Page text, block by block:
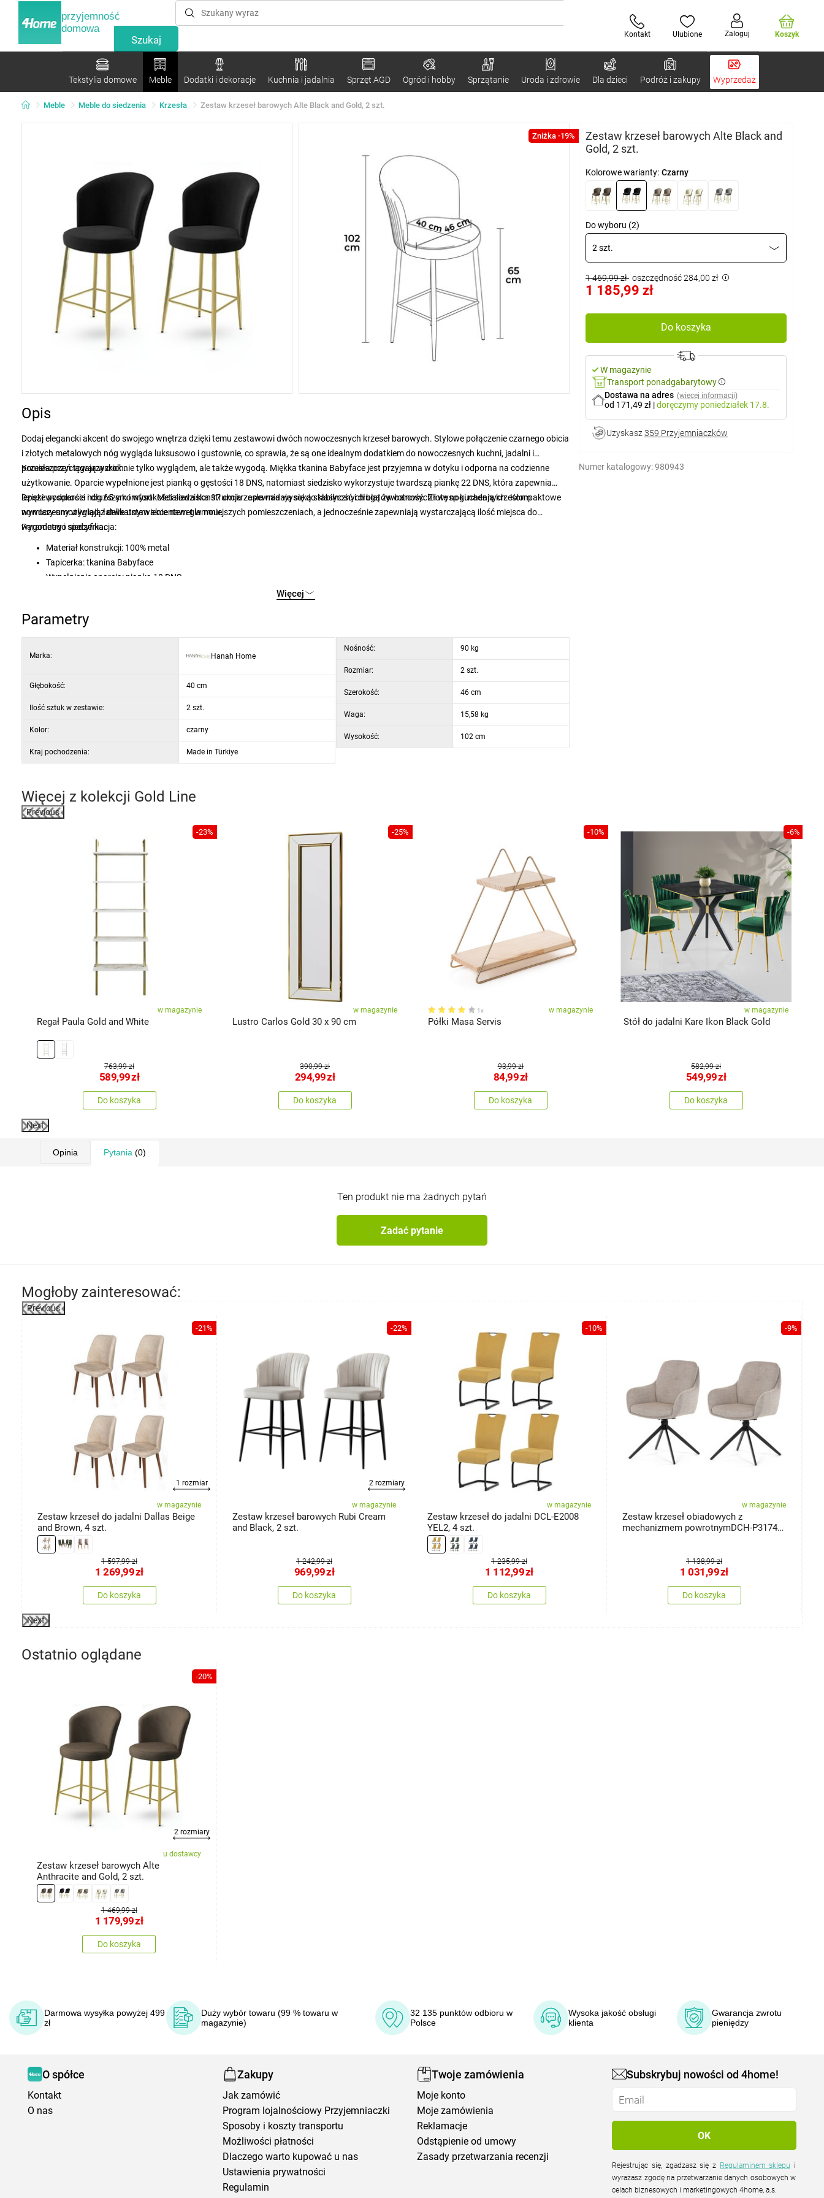
przyjemność
domowa
Kontakt Ulubione Zaloguj Koszyk
Tekstylia domowe Meble Dodatki i dekoracje Kuchnia i jadalnia Sprzęt AGD Ogród i hobby Sprzątanie Uroda i zdrowie Dla dzieci Podróż i zakupy Wyprzedaż
Meble Meble do siedzenia Krzesła Zestaw krzeseł barowych Alte Black and Gold, 2 szt.
Zniżka -19%
Zestaw krzeseł barowych Alte Black and
Gold, 2 szt.
Kolorowe warianty: Czarny
Do wyboru (2)
2 szt.
1 469,99 zł oszczędność 284,00 zł
1 185,99 zł
Do koszyka
W magazynie
Transport ponadgabarytowy
Dostawa na adres (więcej informacji)
od 171,49 zł |doręczymy poniedziałek 17.8.
Uzyskasz 359 Przyjemniaczków
Numer katalogowy:980943
Opis
Dodaj elegancki akcent do swojego wnętrza dzięki temu zestawowi dwóch nowoczesnych krzeseł barowych. Stylowe połączenie czarnego obicia
i złotych metalowych nóg wygląda luksusowo i gustownie, co sprawia, że są one idealnym dodatkiem do nowoczesnych kuchni, jadalni i
pomieszczeń towarzyskich.
Krzesła przyciągają wzrok nie tylko wyglądem, ale także wygodą. Miękka tkanina Babyface jest przyjemna w dotyku i odporna na codzienne
użytkowanie. Oparcie wypełnione jest pianką o gęstości 18 DNS, natomiast siedzisko wykorzystuje twardszą piankę 22 DNS, która zapewnia
lepsze podparcie i dłuższy komfort. Metalowa konstrukcja zapewnia wysoką stabilność i długą żywotność. Złote nogi nadają krzesłom
nowoczesny wygląd z delikatnym akcentem glamour.
Dzięki wysokości nóg 65 cm i wysokości siedziska 37 cm krzesła nadają się do klasycznych blatów barowych i wysp kuchennych. Kompaktowe
wymiary umożliwiają łatwe ustawienie nawet w mniejszych pomieszczeniach, a jednocześnie zapewniają wystarczającą ilość miejsca do
wygodnego siedzenia.
Parametry i specyfikacja:
Materiał konstrukcji: 100% metal
Tapicerka: tkanina Babyface
Wypełnienie oparcia: pianka 18 DNS
Wysokość nóg: 65 cm
Kolor: czarny / złoty
Więcej
Parametry
Marka: Hanah Home
Głębokość: 40 cm
Ilość sztuk w zestawie: 2 szt.
Kolor: czarny
Kraj pochodzenia: Made in Türkiye
Nośność: 90 kg
Rozmiar: 2 szt.
Szerokość: 46 cm
Waga: 15,58 kg
Wysokość: 102 cm
Więcej z kolekcji Gold Line
Previous
-23%
w magazynie
Regał Paula Gold and White
763,99 zł
589,99zł
Do koszyka
-25%
w magazynie
Lustro Carlos Gold 30 x 90 cm
390,99 zł
294,99zł
Do koszyka
-10%
1x w magazynie
Półki Masa Servis
93,99 zł
84,99zł
Do koszyka
-6%
w magazynie
Stół do jadalni Kare Ikon Black Gold
582,99 zł
549,99zł
Do koszyka
Next
Opinia Pytania (0)
Ten produkt nie ma żadnych pytań
Zadać pytanie
Mogłoby zainteresować:
Previous
-21%
1 rozmiar
w magazynie
Zestaw krzeseł do jadalni Dallas Beige
and Brown, 4 szt.
1 597,99 zł
1 269,99zł
Do koszyka
-22%
2 rozmiary
w magazynie
Zestaw krzeseł barowych Rubi Cream
and Black, 2 szt.
1 242,99 zł
969,99zł
Do koszyka
-10%
w magazynie
Zestaw krzeseł do jadalni DCL-E2008
YEL2, 4 szt.
1 235,99 zł
1 112,99zł
Do koszyka
-9%
w magazynie
Zestaw krzeseł obiadowych z
mechanizmem powrotnymDCH-P3174
1 138,99 zł
1 031,99zł
Do koszyka
Next
Ostatnio oglądane
-20%
2 rozmiary
u dostawcy
Zestaw krzeseł barowych Alte
Anthracite and Gold, 2 szt.
1 469,99 zł
1 179,99zł
Do koszyka
Darmowa wysyłka powyżej 499
zł
Duży wybór towaru (99 % towaru w
magazynie)
32 135 punktów odbioru w
Polsce
Wysoka jakość obsługi
klienta
Gwarancja zwrotu
pieniędzy
O spółce
Kontakt
O nas
Zakupy
Jak zamówić
Program lojalnościowy Przyjemniaczki
Sposoby i koszty transportu
Możliwości płatności
Dlaczego warto kupować u nas
Ustawienia prywatności
Regulamin
Twoje zamówienia
Moje konto
Moje zamówienia
Reklamacje
Odstąpienie od umowy
Zasady przetwarzania recenzji
Subskrybuj nowości od 4home!
Rejestrując się, zgadzasz się z Regulaminem sklepu
wyrażasz zgodę na przetwarzanie danych osobowych w
celach biznesowych i marketingowych 4home, a.s.